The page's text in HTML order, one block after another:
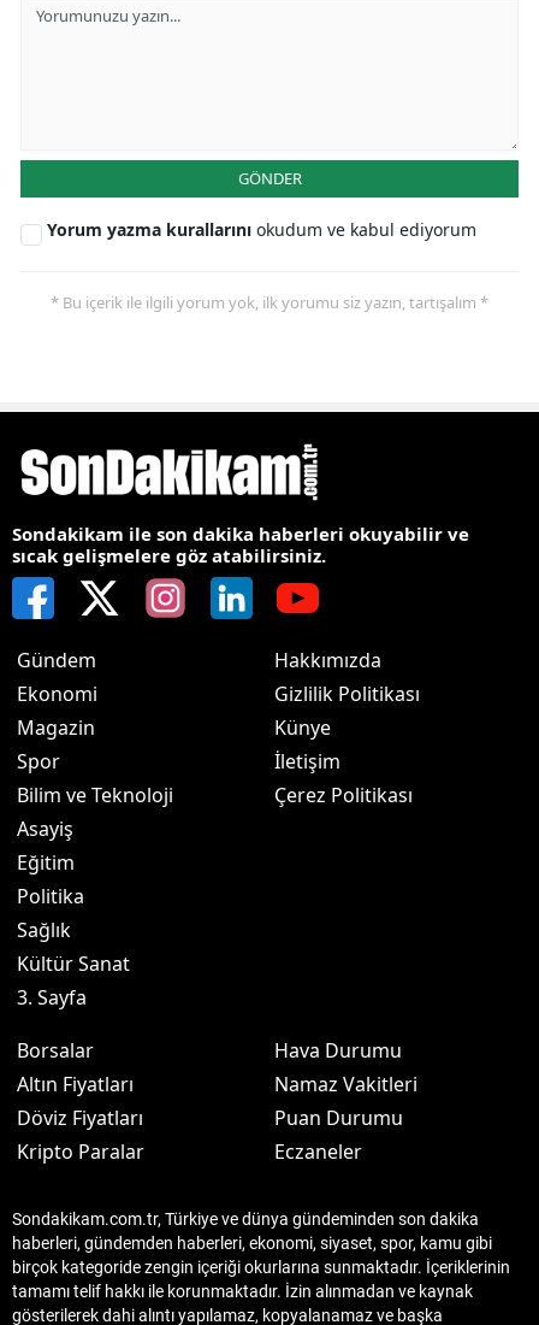
GÖNDER
Yorum yazma kurallarını okudum ve kabul ediyorum
* Bu içerik ile ilgili yorum yok, ilk yorumu siz yazın, tartışalım *
Sondakikam ile son dakika haberleri okuyabilir ve
sıcak gelişmelere göz atabilirsiniz.
Gündem
Ekonomi
Magazin
Spor
Bilim ve Teknoloji
Asayiş
Eğitim
Politika
Sağlık
Kültür Sanat
3. Sayfa
Hakkımızda
Gizlilik Politikası
Künye
İletişim
Çerez Politikası
Borsalar
Altın Fiyatları
Döviz Fiyatları
Kripto Paralar
Hava Durumu
Namaz Vakitleri
Puan Durumu
Eczaneler
Sondakikam.com.tr, Türkiye ve dünya gündeminden son dakika
haberleri, gündemden haberleri, ekonomi, siyaset, spor, kamu gibi
birçok kategoride zengin içeriği okurlarına sunmaktadır. İçeriklerinin
tamamı telif hakkı ile korunmaktadır. İzin alınmadan ve kaynak
gösterilerek dahi alıntı yapılamaz, kopyalanamaz ve başka